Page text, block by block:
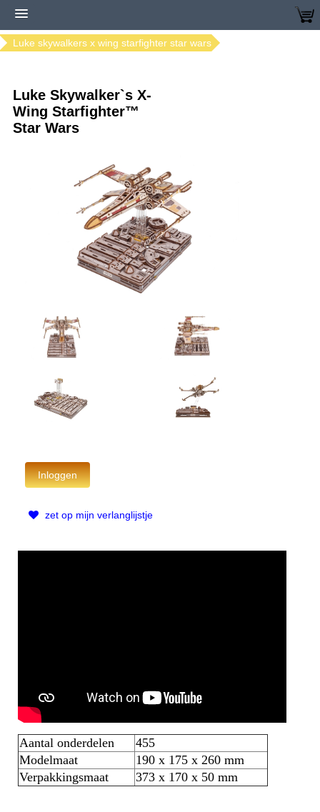
Home
Luke skywalkers x wing starfighter star wars
Luke Skywalker`s X-
Wing Starfighter™
Star Wars
zet op mijn verlanglijstje
Aantal onderdelen
455
Modelmaat
190 x 175 x 260 mm
Verpakkingsmaat
373 x 170 x 50 mm